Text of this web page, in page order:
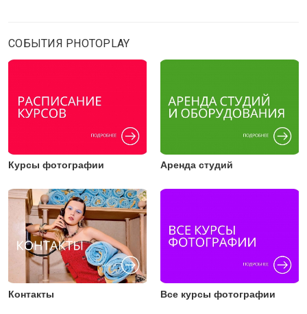
СОБЫТИЯ PHOTOPLAY
Курсы фотографии Аренда студий
Контакты Все курсы фотографии